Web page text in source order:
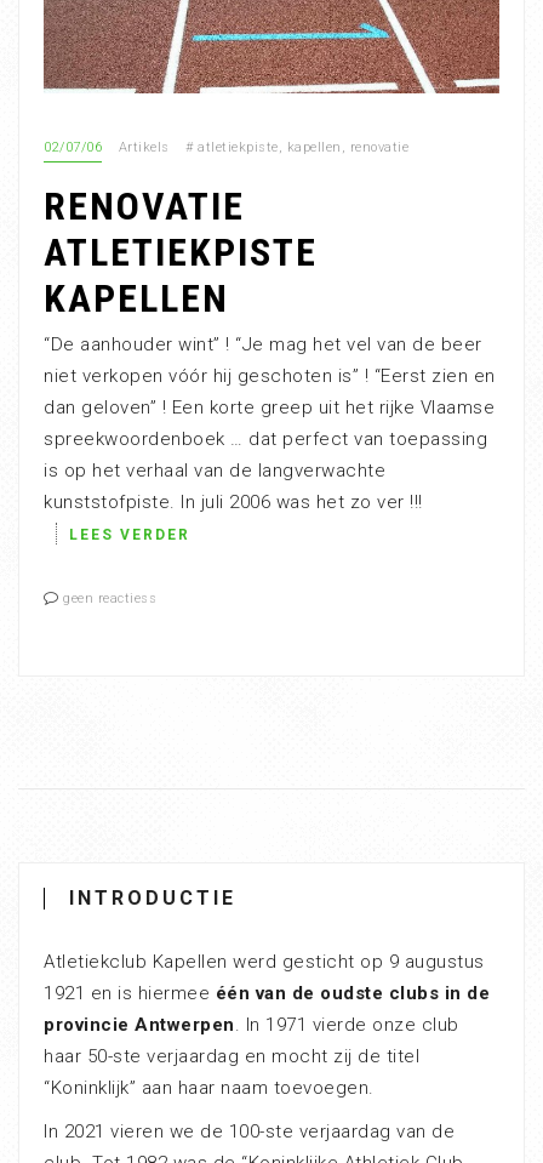
02/07/06 Artikels # atletiekpiste, kapellen , renovatie
RENOVATIE
ATLETIEKPISTE
KAPELLEN
“De aanhouder wint” ! “Je mag het vel van de beer
niet verkopen vóór hij geschoten is” ! “Eerst zien en
dan geloven” ! Een korte greep uit het rijke Vlaamse
spreekwoordenboek … dat perfect van toepassing
is op het verhaal van de langverwachte
kunststofpiste. In juli 2006 was het zo ver !!!
LEES VERDER
geen reactiess
INTRODUCTIE
Atletiekclub Kapellen werd gesticht op 9 augustus
1921 en is hiermee één van de oudste clubs in de
provincie Antwerpen. In 1971 vierde onze club
haar 50-ste verjaardag en mocht zij de titel
“Koninklijk” aan haar naam toevoegen.
In 2021 vieren we de 100-ste verjaardag van de